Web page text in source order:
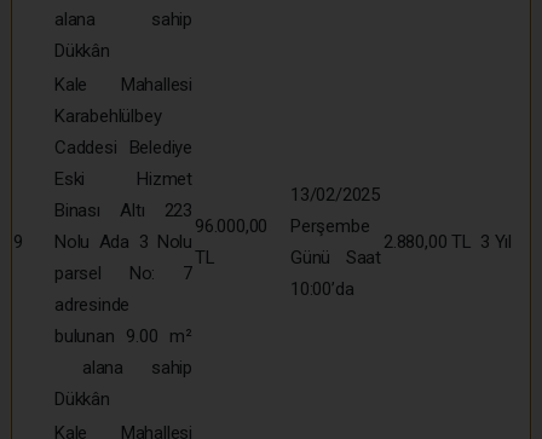
alana sahip
Dükkân
9
Kale Mahallesi
Karabehlülbey
Caddesi Belediye
Eski Hizmet
Binası Altı 223
Nolu Ada 3 Nolu
parsel No: 7
adresinde
bulunan 9.00 m²
alana sahip
Dükkân
96.000,00
TL
13/02/2025
Perşembe
Günü Saat
10:00’da
2.880,00 TL 3 Yıl
Kale Mahallesi